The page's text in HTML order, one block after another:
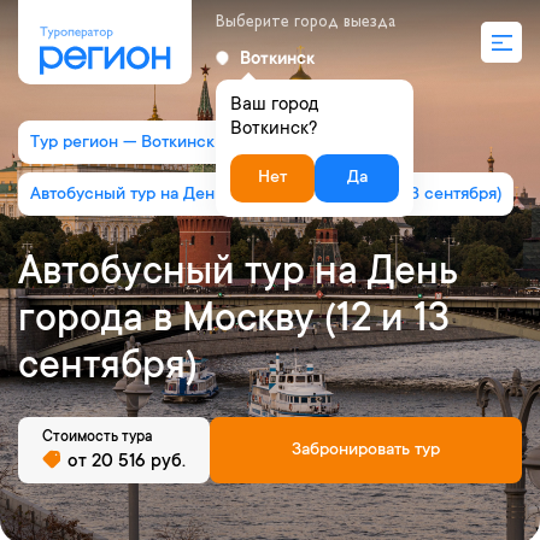
Выберите город выезда
Воткинск
Ваш город
Воткинск?
Нет Да
Тур регион — Воткинск
Автобусный тур на День города в Москву (12 и 13 сентября)
Автобусный тур на День
города в Москву (12 и 13
сентября)
Забронировать тур
Стоимость тура
от 20 516 руб.